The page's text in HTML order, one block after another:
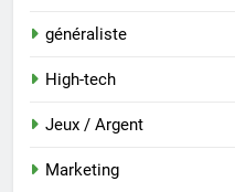
généraliste
High-tech
Jeux / Argent
Marketing